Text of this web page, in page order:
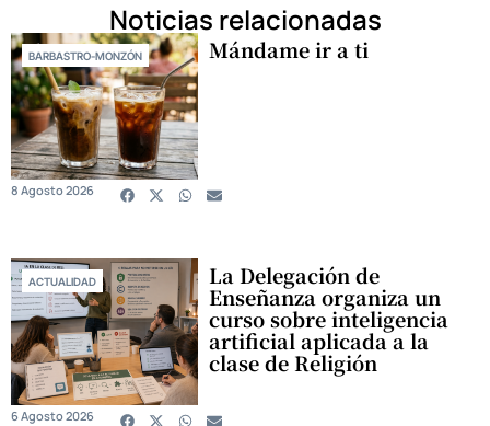
Noticias relacionadas
BARBASTRO-MONZÓN Mándame ir a ti
8 Agosto 2026
ACTUALIDAD La Delegación de
Enseñanza organiza un
curso sobre inteligencia
artificial aplicada a la
clase de Religión
6 Agosto 2026